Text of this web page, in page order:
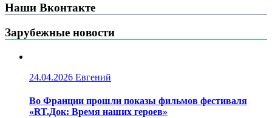
Наши Вконтакте
Зарубежные новости
24.04.2026 Евгений
Во Франции прошли показы фильмов фестиваля
«RT.Док: Время наших героев»